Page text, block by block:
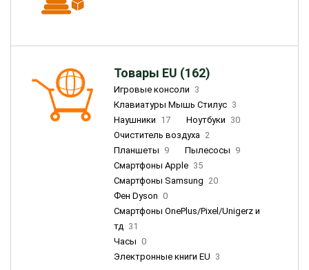
Товары EU (162)
Игровые консоли 3
Клавиатуры Мышь Стилус 3
Наушники 17 Ноутбуки 30
Очиститель воздуха 2
Планшеты 9 Пылесосы 9
Смартфоны Apple 35
Смартфоны Samsung 20
Фен Dyson 0
Смартфоны OnePlus/Pixel/Unigerz и
тд 31
Часы 0
Электронные книги EU 3